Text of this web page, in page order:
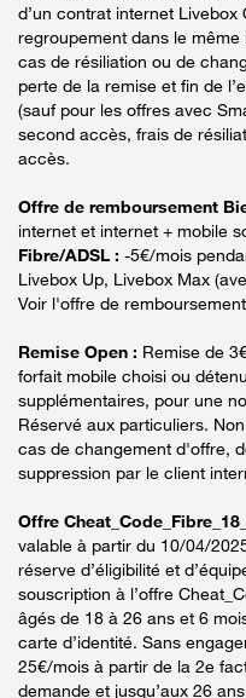
d’un contrat internet
regroupement dans le
cas de résiliation ou de
perte de la remise et fin de
(sauf pour les offres avec
second accès, frais de
accès.
Offre de remboursement
internet et internet + mobile
Fibre/ADSL : -5€/mois
Livebox Up, Livebox Max
Voir l'offre de
Remise Open : Remise de
forfait mobile choisi ou
supplémentaires, pour une
Réservé aux particuliers.
cas de changement d'offre,
suppression par le client
Offre
valable à partir du 10/04/
réserve d’éligibilité et
souscription à l’offre
âgés de 18 à 26 ans et 6
carte d’identité. Sans
25€/mois à partir de la 2e
demande et jusqu’aux 26